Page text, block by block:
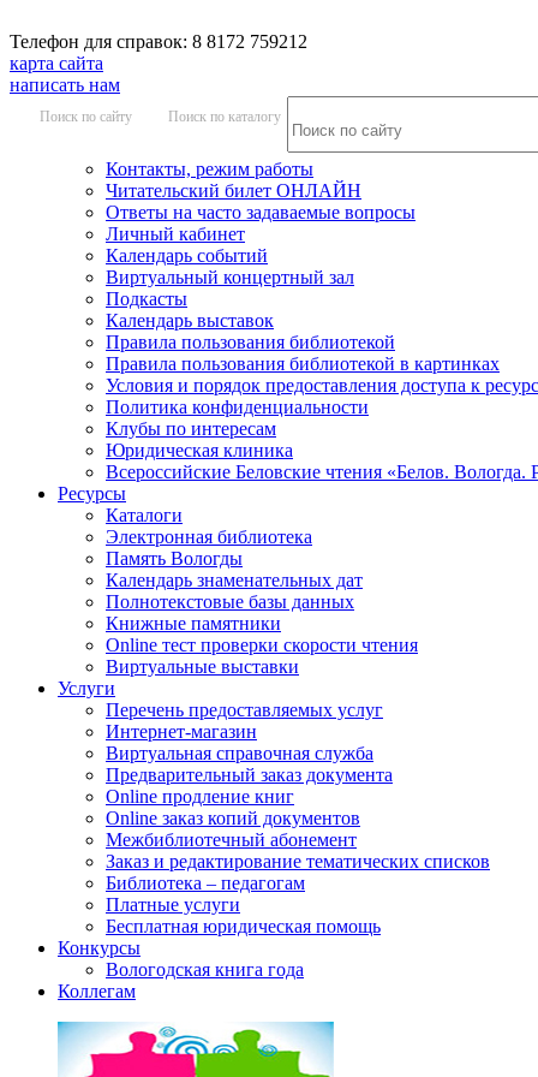
Телефон для справок: 8 8172 759212
карта сайта
написать нам
Поиск по сайту Поиск по каталогу
Контакты, режим работы
Читательский билет ОНЛАЙН
Ответы на часто задаваемые вопросы
Личный кабинет
Календарь событий
Виртуальный концертный зал
Подкасты
Календарь выставок
Правила пользования библиотекой
Правила пользования библиотекой в картинках
Условия и порядок предоставления доступа к
Политика конфиденциальности
Клубы по интересам
Юридическая клиника
Всероссийские Беловские чтения «Белов. Вологда.
Ресурсы
Каталоги
Электронная библиотека
Память Вологды
Календарь знаменательных дат
Полнотекстовые базы данных
Книжные памятники
Online тест проверки скорости чтения
Виртуальные выставки
Услуги
Перечень предоставляемых услуг
Интернет-магазин
Виртуальная справочная служба
Предварительный заказ документа
Online продление книг
Online заказ копий документов
Межбиблиотечный абонемент
Заказ и редактирование тематических списков
Библиотека – педагогам
Платные услуги
Бесплатная юридическая помощь
Конкурсы
Вологодская книга года
Коллегам